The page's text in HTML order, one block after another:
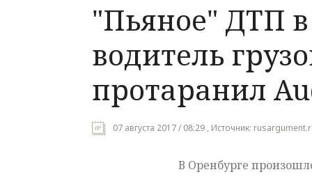
"Пьяное" ДТП
водитель
протаранил
07 августа 2017 / 08:29 , Источник:
В Оренбурге